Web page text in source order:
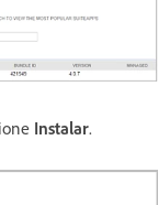
Instalar.